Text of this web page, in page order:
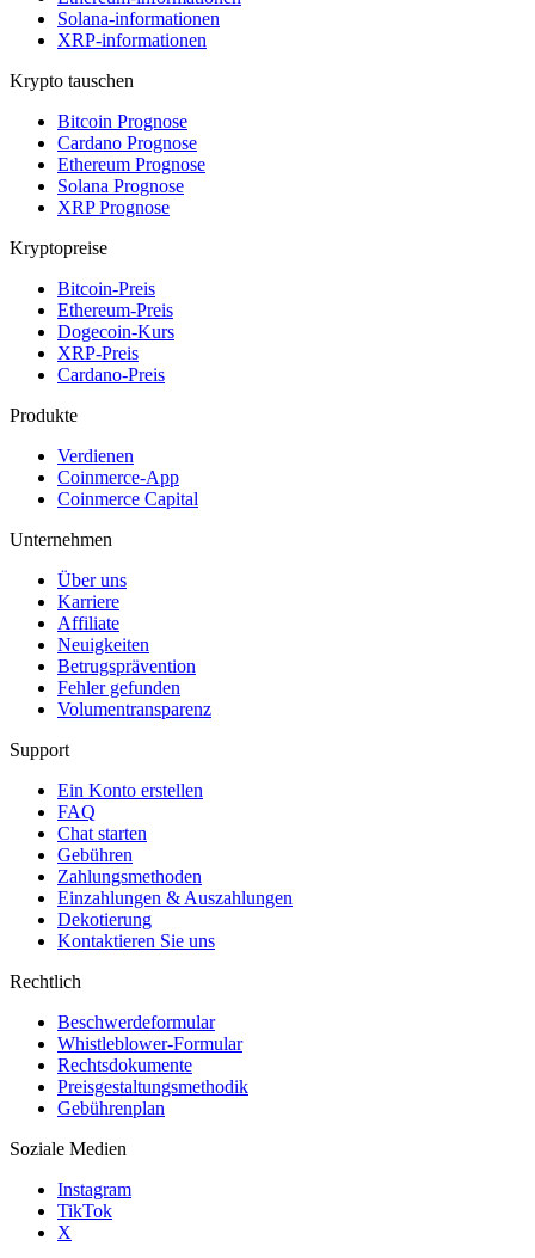
Solana-informationen
XRP-informationen
Krypto tauschen
Bitcoin Prognose
Cardano Prognose
Ethereum Prognose
Solana Prognose
XRP Prognose
Kryptopreise
Bitcoin-Preis
Ethereum-Preis
Dogecoin-Kurs
XRP-Preis
Cardano-Preis
Produkte
Verdienen
Coinmerce-App
Coinmerce Capital
Unternehmen
Über uns
Karriere
Affiliate
Neuigkeiten
Betrugsprävention
Fehler gefunden
Volumentransparenz
Support
Ein Konto erstellen
FAQ
Chat starten
Gebühren
Zahlungsmethoden
Einzahlungen & Auszahlungen
Dekotierung
Kontaktieren Sie uns
Rechtlich
Beschwerdeformular
Whistleblower-Formular
Rechtsdokumente
Preisgestaltungsmethodik
Gebührenplan
Soziale Medien
Instagram
TikTok
X